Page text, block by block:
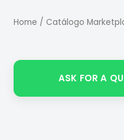
Home /Catálogo
ASK FOR A